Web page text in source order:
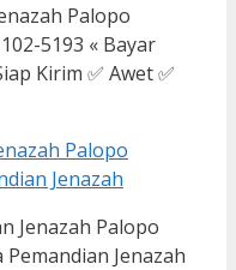
Palopo
5193 « Bayar
Kirim ✅ Awet ✅